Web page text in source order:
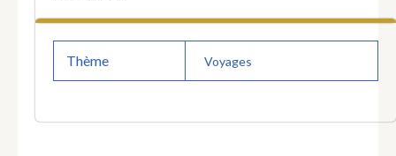
Thème Voyages